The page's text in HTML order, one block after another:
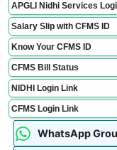
APGLI Nidhi Services
Salary Slip with CFMS ID
Know Your CFMS ID
CFMS Bill Status
NIDHI Login Link
CFMS Login Link
WhatsApp